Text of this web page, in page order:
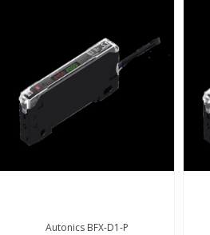
Autonics BFX-D1-P